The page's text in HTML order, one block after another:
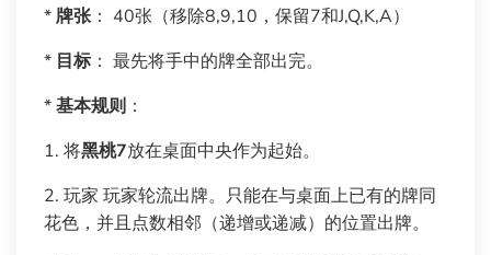
*牌张： 40张（移除8,9,10，保留7和J,Q,K,A）
* 目标： 最先将手中的牌全部出完。
*基本规则 ：
1. 将黑桃7放在桌面中央作为起始。
2. 玩家 玩家轮流出牌。只能在与桌面上已有的牌同
花色，并且点数相邻（递增或递减）的位置出牌。